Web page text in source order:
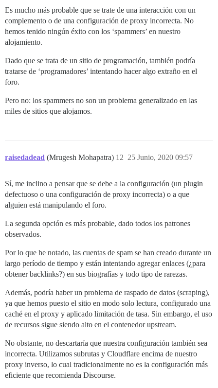
Es mucho más probable que se trate de una interacción con un
complemento o de una configuración de proxy incorrecta. No
hemos tenido ningún éxito con los ‘spammers’ en nuestro
alojamiento.
Dado que se trata de un sitio de programación, también podría
tratarse de ‘programadores’ intentando hacer algo extraño en el
foro.
Pero no: los spammers no son un problema generalizado en las
miles de sitios que alojamos.
raisedadead (Mrugesh Mohapatra) 25 Junio, 2020 09:57
12
Sí, me inclino a pensar que se debe a la configuración (un plugin
defectuoso o una configuración de proxy incorrecta) o a que
alguien está manipulando el foro.
La segunda opción es más probable, dado todos los patrones
observados.
Por lo que he notado, las cuentas de spam se han creado durante un
largo período de tiempo y están intentando agregar enlaces (¿para
obtener backlinks?) en sus biografías y todo tipo de rarezas.
Además, podría haber un problema de raspado de datos (scraping),
ya que hemos puesto el sitio en modo solo lectura, configurado una
caché en el proxy y aplicado limitación de tasa. Sin embargo, el uso
de recursos sigue siendo alto en el contenedor upstream.
No obstante, no descartaría que nuestra configuración también sea
incorrecta. Utilizamos subrutas y Cloudflare encima de nuestro
proxy inverso, lo cual tradicionalmente no es la configuración más
eficiente que recomienda Discourse.